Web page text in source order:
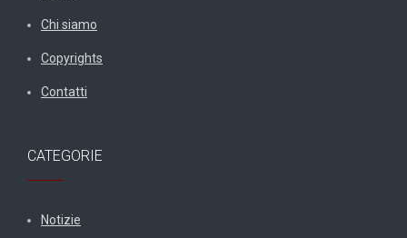
Chi siamo
Copyrights
Contatti
CATEGORIE
Notizie